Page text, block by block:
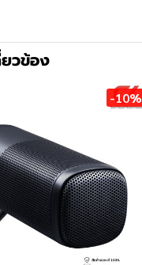
วข้อง
-10%